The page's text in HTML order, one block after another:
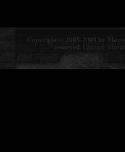
Copyright © 2005-2009 by
reserved. Contact: